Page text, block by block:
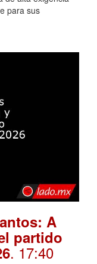
para sus
A
partido
. 17:40